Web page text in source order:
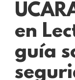
en
guía